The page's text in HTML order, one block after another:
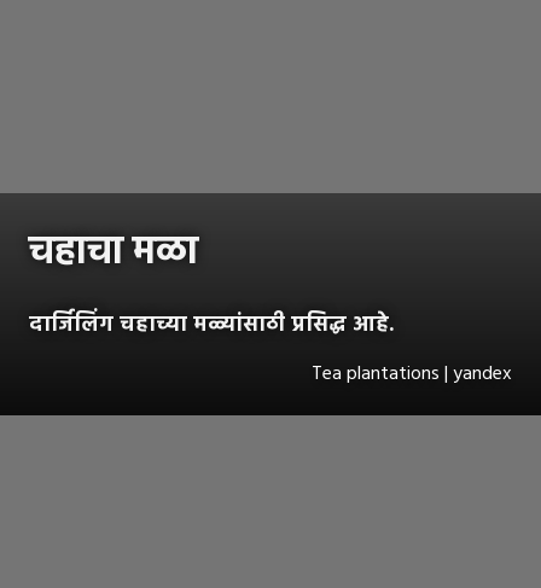
चहाचा मळा
दार्जिलिंग चहाच्या मळ्यांसाठी प्रसिद्ध आहे.
Tea plantations | yandex